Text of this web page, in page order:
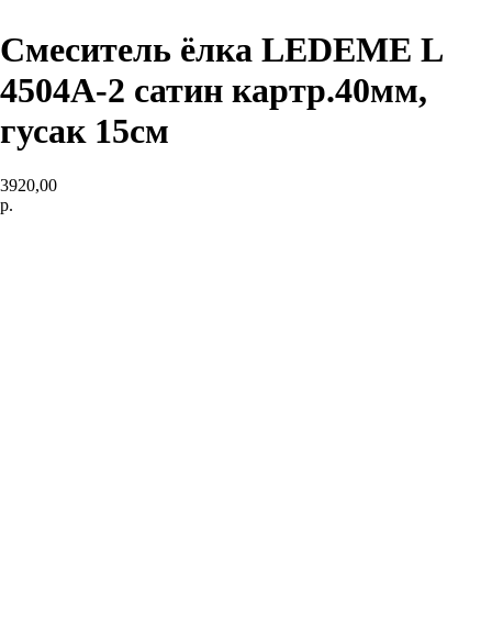
Смеситель ёлка LEDEME L
4504A-2 сатин картр.40мм,
гусак 15см
3920,00
р.